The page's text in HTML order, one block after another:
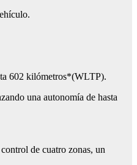
602 kilómetros*(WLTP).
una autonomía de hasta
de cuatro zonas, un